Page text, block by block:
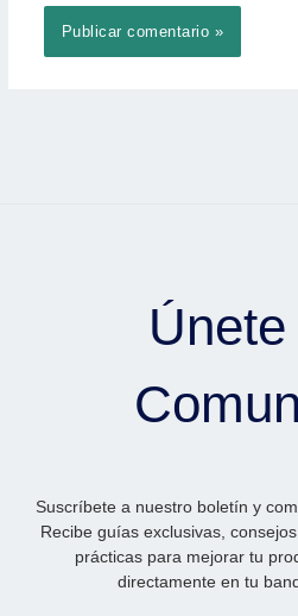
Suscríbete a nuestro boletín y
Recibe guías exclusivas,
prácticas para mejorar tu
directamente en tu